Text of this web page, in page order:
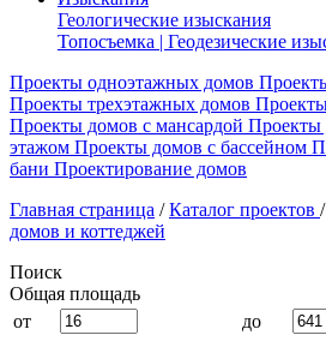
Геологические изыскания
Топосъемка | Геодезические
Проекты одноэтажных домов
Проекты трехэтажных домов
Проекты домов с мансардой Проекты
этажом Проекты домов с бассейном
бани Проектирование домов
Главная страница / Каталог проектов /
домов и коттеджей
Поиск
Общая площадь
от
до